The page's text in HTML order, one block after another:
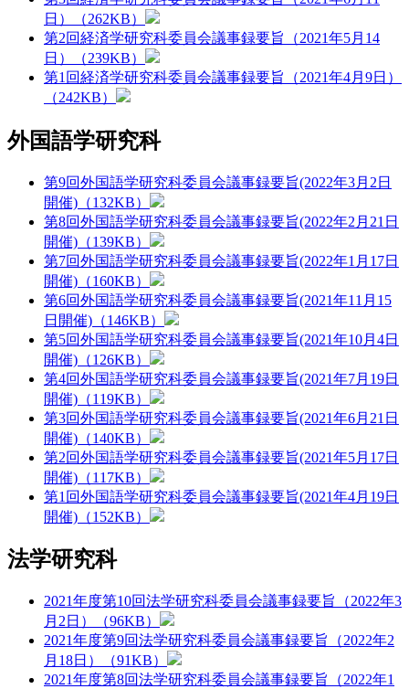
日）（262KB）
第2回経済学研究科委員会議事録要旨（2021年5月14
日）（239KB）
第1回経済学研究科委員会議事録要旨（2021年4月9日）
（242KB）
外国語学研究科
第9回外国語学研究科委員会議事録要旨(2022年3月2日
開催)（132KB）
第8回外国語学研究科委員会議事録要旨(2022年2月21日
開催)（139KB）
第7回外国語学研究科委員会議事録要旨(2022年1月17日
開催)（160KB）
第6回外国語学研究科委員会議事録要旨(2021年11月15
日開催)（146KB）
第5回外国語学研究科委員会議事録要旨(2021年10月4日
開催)（126KB）
第4回外国語学研究科委員会議事録要旨(2021年7月19日
開催)（119KB）
第3回外国語学研究科委員会議事録要旨(2021年6月21日
開催)（140KB）
第2回外国語学研究科委員会議事録要旨(2021年5月17日
開催)（117KB）
第1回外国語学研究科委員会議事録要旨(2021年4月19日
開催)（152KB）
法学研究科
2021年度第10回法学研究科委員会議事録要旨（2022年3
月2日）（96KB）
2021年度第9回法学研究科委員会議事録要旨（2022年2
月18日）（91KB）
2021年度第8回法学研究科委員会議事録要旨（2022年1